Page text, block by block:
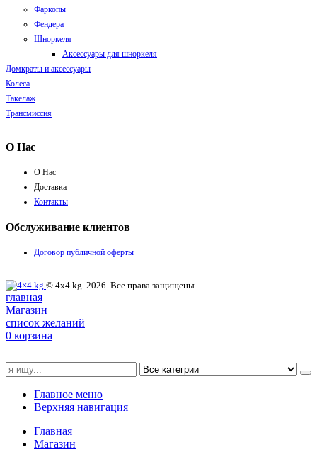
Фаркопы
Фендера
Шноркеля
Аксессуары для шноркеля
Домкраты и аксессуары
Колеса
Такелаж
Трансмиссия
О Нас
О Нас
Доставка
Контакты
Обслуживание клиентов
Договор публичной оферты
© 4x4.kg. 2026. Все права защищены
главная
Магазин
список желаний
0 корзина
Главное меню
Верхняя навигация
Главная
Магазин